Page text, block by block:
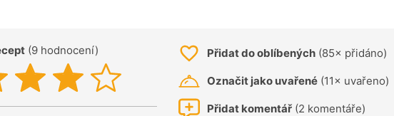
(9 hodnocení) Přidat do oblíbených (85× přidáno)
Označit jako uvařené (11× uvařeno)
Přidat komentář (2 komentáře)